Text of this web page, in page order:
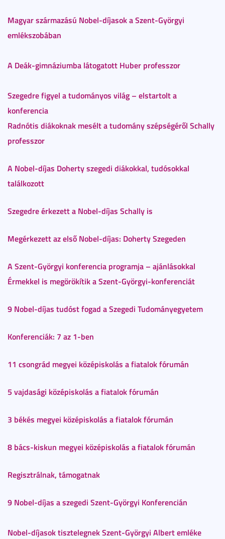
Magyar származású Nobel-díjasok a Szent-Györgyi
emlékszobában
A Deák-gimnáziumba látogatott Huber professzor
Szegedre figyel a tudományos világ – elstartolt a
konferencia
Radnótis diákoknak mesélt a tudomány szépségéről Schally
professzor
A Nobel-díjas Doherty szegedi diákokkal, tudósokkal
találkozott
Szegedre érkezett a Nobel-díjas Schally is
Megérkezett az első Nobel-díjas: Doherty Szegeden
A Szent-Györgyi konferencia programja – ajánlásokkal
Érmekkel is megörökítik a Szent-Györgyi-konferenciát
9 Nobel-díjas tudóst fogad a Szegedi Tudományegyetem
Konferenciák: 7 az 1-ben
11 csongrád megyei középiskolás a fiatalok fórumán
5 vajdasági középiskolás a fiatalok fórumán
3 békés megyei középiskolás a fiatalok fórumán
8 bács-kiskun megyei középiskolás a fiatalok fórumán
Regisztrálnak, támogatnak
9 Nobel-díjas a szegedi Szent-Györgyi Konferencián
Nobel-díjasok tisztelegnek Szent-Györgyi Albert emléke